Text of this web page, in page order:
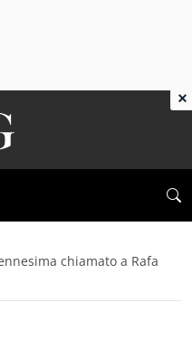
chiamato a Rafa
×